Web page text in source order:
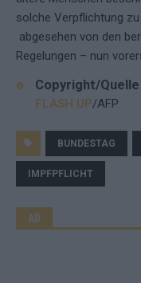
solche Verpflichtung
abgesehen von den
Regelungen – nun
Copyright/Quelle
FLASH UP/AFP
BUNDESTAG
IMPFPFLICHT
AD